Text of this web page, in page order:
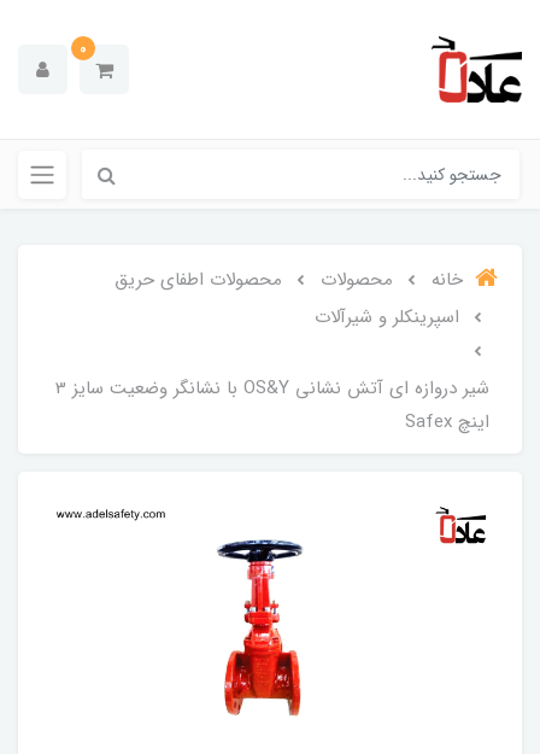
0
خانه محصولات
محصولات اطفای حریق
اسپرینکلر و شیرآلات
شیر دروازه ای آتش نشانی OS&Y با نشانگر وضعیت سایز 3
اینچ Safex